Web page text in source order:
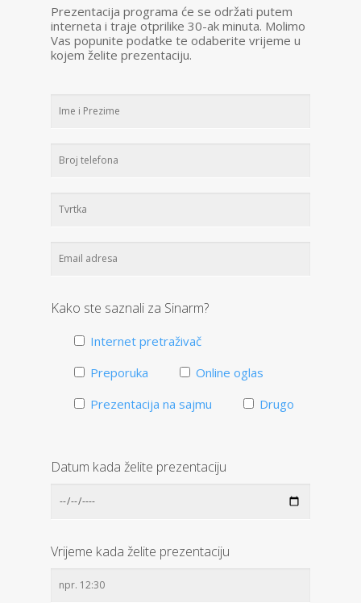
Prezentacija programa će se održati putem
interneta i traje otprilike 30-ak minuta. Molimo
Vas popunite podatke te odaberite vrijeme u
kojem želite prezentaciju.
Kako ste saznali za Sinarm?
Internet pretraživač
Preporuka
Online oglas
Prezentacija na sajmu
Drugo
Datum kada želite prezentaciju
Vrijeme kada želite prezentaciju